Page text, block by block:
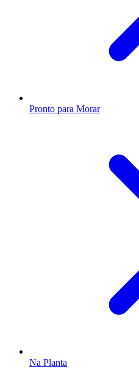
Pronto para Morar
Na Planta